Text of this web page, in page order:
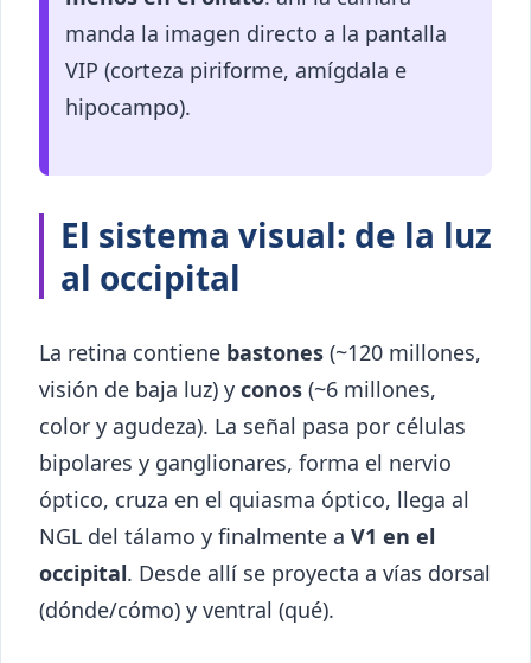
manda la imagen directo a la pantalla
VIP (corteza piriforme, amígdala e
hipocampo).
El sistema visual: de la luz
al occipital
La retina contiene bastones (~120 millones,
visión de baja luz) y conos (~6 millones,
color y agudeza). La señal pasa por células
bipolares y ganglionares, forma el nervio
óptico, cruza en el quiasma óptico, llega al
NGL del tálamo y finalmente a V1 en el
occipital. Desde allí se proyecta a vías dorsal
(dónde/cómo) y ventral (qué).